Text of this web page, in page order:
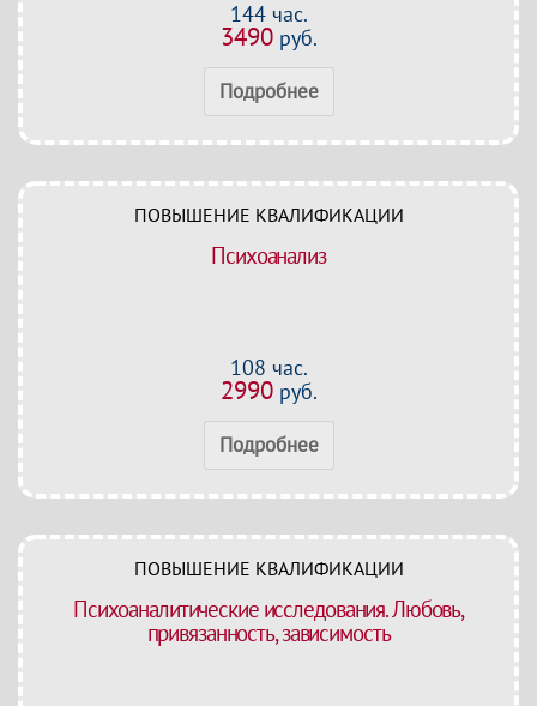
144 час.
3490руб.
Подробнее
ПОВЫШЕНИЕ КВАЛИФИКАЦИИ
Психоанализ
108 час.
2990руб.
Подробнее
ПОВЫШЕНИЕ КВАЛИФИКАЦИИ
Психоаналитические исследования. Любовь,
привязанность, зависимость